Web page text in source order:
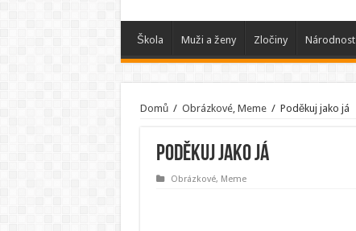
Škola Muži a ženy Zločiny Národnost
Domů / Obrázkové, Meme / Poděkuj jako já
Poděkuj jako já
Obrázkové, Meme